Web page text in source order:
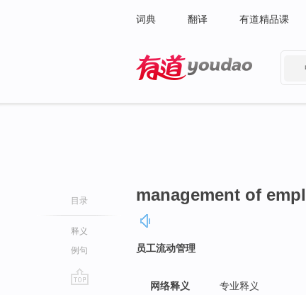
词典 翻译 有道精品课
目录
释义
例句
management of
员工流动管理
网络释义 专业释义